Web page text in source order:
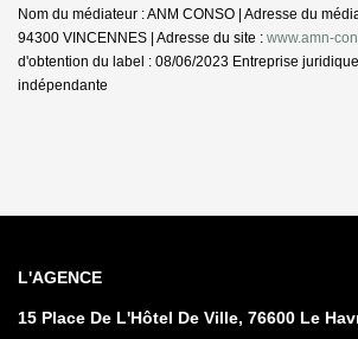
Nom du médiateur : ANM CONSO | Adresse du
94300 VINCENNES | Adresse du site : www.amn-
d'obtention du label : 08/06/2023 Entreprise
indépendante
L'AGENCE
15 Place De L'Hôtel De Ville, 76600 Le